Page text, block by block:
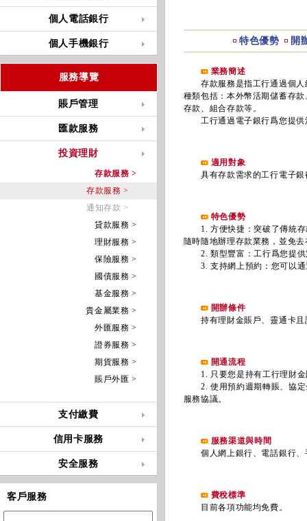
個人電話銀行
個人手機銀行
服務導覽
賬戶管理
匯款服務
投資理財
存款服務 >
存款服務 >
通知存款 >
貸款服務 >
理財服務 >
保險服務 >
國債服務 >
基金服務 >
貴金屬業務 >
外匯服務 >
證券服務 >
期貨服務 >
賬戶外匯 >
支付繳費
信用卡服務
安全服務
客戶服務
特色優勢 開
業務簡述
存款服務是指工行通過個人
種類包括：本外幣活期儲蓄存
存款、組合存款等。
工行通過電子銀行爲您提供
適用對象
具有存款需求的工行電子銀
特色優勢
1. 方便快捷：突破了傳統存
隨時隨地辦理存款業務，並免
2. 類型豐富：工行爲您提供
3. 支持網上預約：您可以通
開辦條件
持有理財金賬戶、靈通卡且
開通流程
1. 只要您是持有工行理財金
2. 使用預約週期轉賬、協定
服務協議。
服務渠道與時間
個人網上銀行、電話銀行、
費稅標準
目前各項功能均免費。